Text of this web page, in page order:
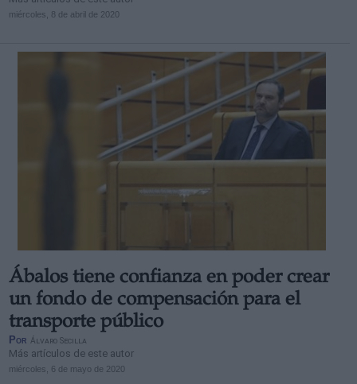
miércoles, 8 de abril de 2020
Ábalos tiene confianza en poder crear
un fondo de compensación para el
transporte público
Por Álvaro Secilla
Más artículos de este autor
miércoles, 6 de mayo de 2020